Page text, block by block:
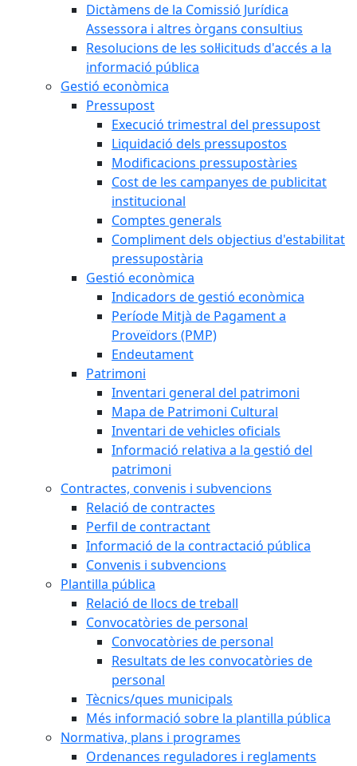
Dictàmens de la Comissió Jurídica
Assessora i altres òrgans consultius
Resolucions de les sol·licituds d'accés a la
informació pública
Gestió econòmica
Pressupost
Execució trimestral del pressupost
Liquidació dels pressupostos
Modificacions pressupostàries
Cost de les campanyes de publicitat
institucional
Comptes generals
Compliment dels objectius d'estabilitat
pressupostària
Gestió econòmica
Indicadors de gestió econòmica
Període Mitjà de Pagament a
Proveïdors (PMP)
Endeutament
Patrimoni
Inventari general del patrimoni
Mapa de Patrimoni Cultural
Inventari de vehicles oficials
Informació relativa a la gestió del
patrimoni
Contractes, convenis i subvencions
Relació de contractes
Perfil de contractant
Informació de la contractació pública
Convenis i subvencions
Plantilla pública
Relació de llocs de treball
Convocatòries de personal
Convocatòries de personal
Resultats de les convocatòries de
personal
Tècnics/ques municipals
Més informació sobre la plantilla pública
Normativa, plans i programes
Ordenances reguladores i reglaments